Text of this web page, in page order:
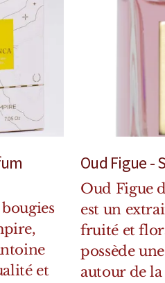
et
Oud Figue -
Oud Figue
est un
fruité et
possède
autour de la